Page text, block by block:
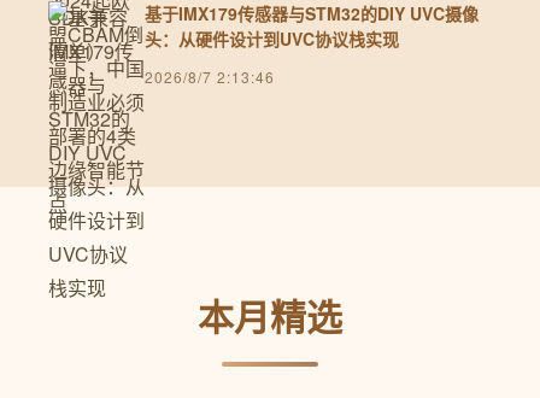
基于IMX179传感器与STM32的DIY UVC摄像
头：从硬件设计到UVC协议栈实现
2026/8/7 2:13:46
本月精选